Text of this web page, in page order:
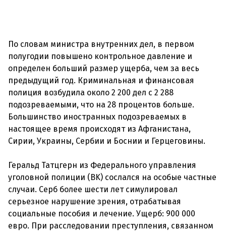
По словам министра внутренних дел, в первом
полугодии повышено контрольное давление и
определен больший размер ущерба, чем за весь
предыдущий год. Криминальная и финансовая
полиция возбудила около 2 200 дел с 2 288
подозреваемыми, что на 28 процентов больше.
Большинство иностранных подозреваемых в
настоящее время происходят из Афганистана,
Сирии, Украины, Сербии и Боснии и Герцеговины.
Геральд Татцгерн из Федерального управления
уголовной полиции (BK) сослался на особые частные
случаи. Серб более шести лет симулировал
серьезное нарушение зрения, отрабатывая
социальные пособия и лечение. Ущерб: 900 000
евро. При расследовании преступления, связанном